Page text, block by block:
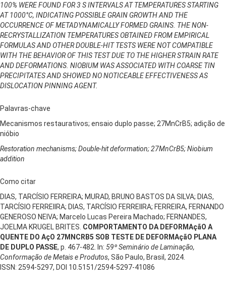
100% WERE FOUND FOR 3 S INTERVALS AT TEMPERATURES STARTING
AT 1000°C, INDICATING POSSIBLE GRAIN GROWTH AND THE
OCCURRENCE OF METADYNAMICALLY FORMED GRAINS. THE NON-
RECRYSTALLIZATION TEMPERATURES OBTAINED FROM EMPIRICAL
FORMULAS AND OTHER DOUBLE-HIT TESTS WERE NOT COMPATIBLE
WITH THE BEHAVIOR OF THIS TEST DUE TO THE HIGHER STRAIN RATE
AND DEFORMATIONS. NIOBIUM WAS ASSOCIATED WITH COARSE TIN
PRECIPITATES AND SHOWED NO NOTICEABLE EFFECTIVENESS AS
DISLOCATION PINNING AGENT.
Palavras-chave
Mecanismos restaurativos; ensaio duplo passe; 27MnCrB5; adição de
nióbio
Restoration mechanisms; Double-hit deformation; 27MnCrB5; Niobium
addition
Como citar
DIAS, TARCÍSIO FERREIRA; MURAD, BRUNO BASTOS DA SILVA; DIAS,
TARCÍSIO FERREIIRA; DIAS, TARCÍSIO FERREIIRA; FERREIRA, FERNANDO
GENEROSO NEIVA; Marcelo Lucas Pereira Machado; FERNANDES,
JOELMA KRUGEL BRITES. COMPORTAMENTO DA DEFORMAçãO A
QUENTE DO AçO 27MNCRB5 SOB TESTE DE DEFORMAçãO PLANA
DE DUPLO PASSE, p. 467-482. In: 59º Seminário de Laminação,
Conformação de Metais e Produtos, São Paulo, Brasil, 2024.
ISSN: 2594-5297, DOI 10.5151/2594-5297-41086